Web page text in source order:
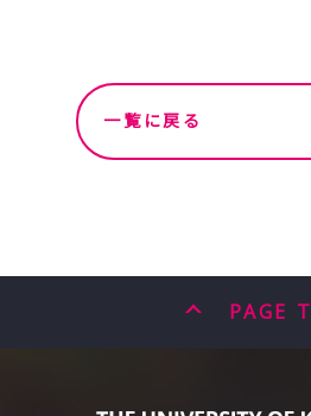
一覧に戻る
PAGE